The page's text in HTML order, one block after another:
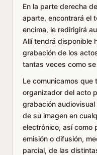
En la parte derecha
aparte, encontrará el
encima, le redirigirá
Allí tendrá disponible
grabación de los
tantas veces como
Le comunicamos que
organizador del acto
grabación
de su imagen en
electrónico, así como
emisión o difusión,
parcial, de las